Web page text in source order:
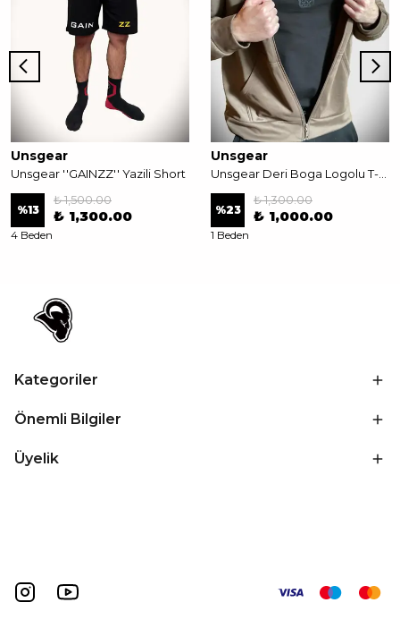
Unsgear
Unsgear ''GAINZZ'' Yazili Short
%13
₺ 1,500.00
₺ 1,300.00
4 Beden
Unsgear
%23
₺ 1,300.00
₺ 1,000.00
1 Beden
Kategoriler
Önemli Bilgiler
Üyelik